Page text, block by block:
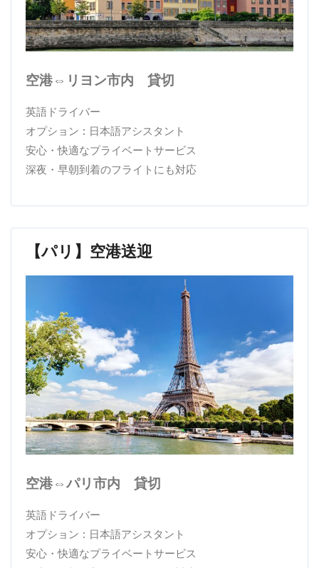
空港⇔リヨン市内 貸切
英語ドライバー
オプション : 日本語アシスタント
安心・快適なプライベートサービス
深夜・早朝到着のフライトにも対応
【パリ】空港送迎
空港⇔パリ市内 貸切
英語ドライバー
オプション : 日本語アシスタント
安心・快適なプライベートサービス